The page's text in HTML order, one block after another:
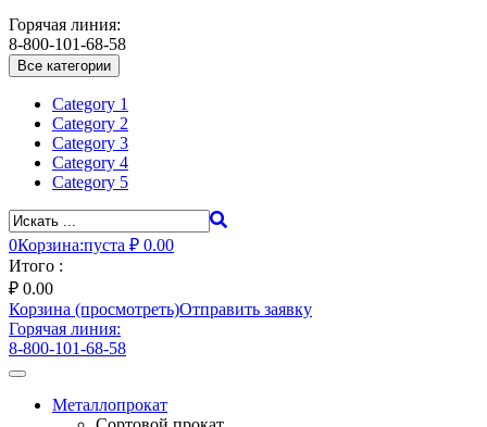
Горячая линия:
8-800-101-68-58
Все категории
Category 1
Category 2
Category 3
Category 4
Category 5
0Корзина:пуста ₽ 0.00
Итого :
₽ 0.00
Корзина (просмотреть)Отправить заявку
Горячая линия:
8-800-101-68-58
Toggle
navigationМеталлопрокат